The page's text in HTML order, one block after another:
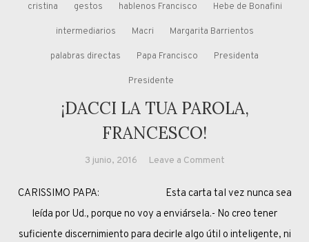
cristina gestos hablenos Francisco Hebe de Bonafini
intermediarios Macri Margarita Barrientos
palabras directas Papa Francisco Presidenta
Presidente
¡DACCI LA TUA PAROLA,
FRANCESCO!
3 junio, 2016 Leave a Commenton
LA
TUA
PAROLA,
CARISSIMO PAPA: Esta carta tal vez nunca sea
leída por Ud., porque no voy a enviársela.- No creo tener
suficiente discernimiento para decirle algo útil o inteligente, ni